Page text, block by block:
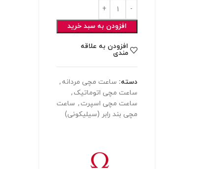
افزودن به سبد خرید
افزودن به علاقه
مندی
دسته: ساعت مچی مردانه ,
ساعت مچی اتوماتیک ,
ساعت مچی اسپرت , ساعت
مچی بند رابر (سیلیکونی)